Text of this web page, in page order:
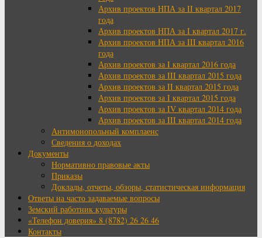
Архив проектов НПА за II квартал 2017
года
Архив проектов НПА за I квартал 2017 г.
Архив проектов НПА за III квартал 2016
года
Архив проектов за I квартал 2016 года
Архив проектов за III квартал 2015 года
Архив проектов за II квартал 2015 года
Архив проектов за I квартал 2015 года
Архив проектов за IV квартал 2014 года
Архив проектов за III квартал 2014 года
Антимонопольный комплаенс
Сведения о доходах
Документы
Нормативно правовые акты
Приказы
Доклады, отчеты, обзоры, статистическая информация
Ответы на часто задаваемые вопросы
Земский работник культуры
«Телефон доверия» 8 (8782) 26 26 46
Контакты